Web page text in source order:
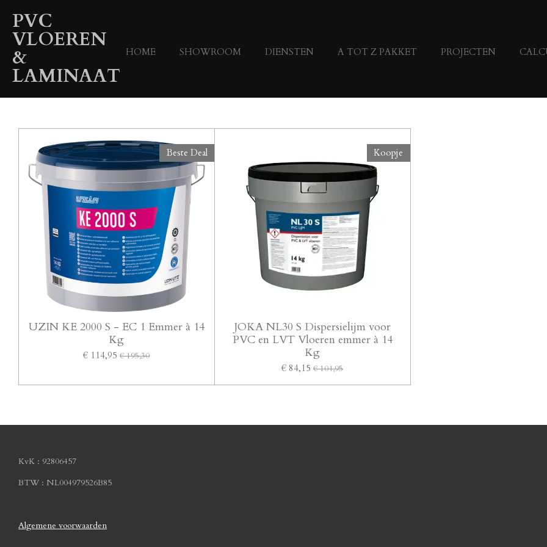
Ga
direct
naar
de
hoofdinhoud
PVC
VLOEREN
&
LAMINAAT
HOME SHOWROOM DIENSTEN A TOT Z PAKKET PROJECTEN
Beste Deal
UZIN KE 2000 S - EC 1 Emmer à 14
Kg
€ 114,95 € 195,30
Koopje
JOKA NL30 S Dispersielijm voor
PVC en LVT Vloeren emmer à 14
Kg
€ 84,15 € 104,95
KvK : 92806457
BTW : NL004979526B85
Algemene voorwaarden